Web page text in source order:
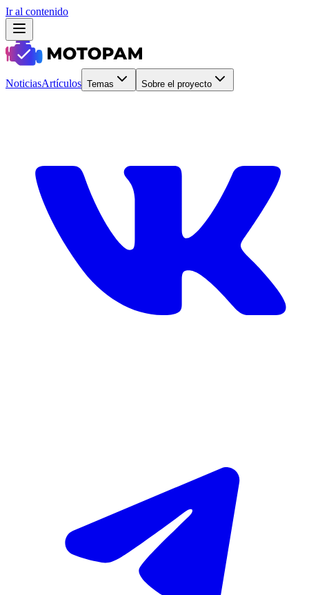
Ir al contenido
NoticiasArtículos Temas Sobre el proyecto